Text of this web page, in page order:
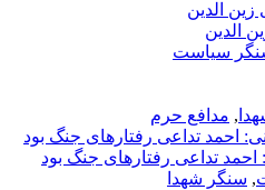
سیاست
, مدافع حرم
تداعی رفتارهای جنگ بود
, سنگر شهدا